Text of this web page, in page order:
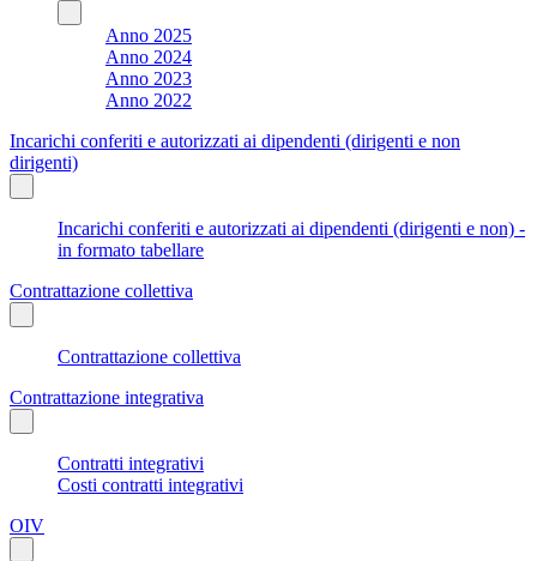
Anno 2025
Anno 2024
Anno 2023
Anno 2022
Incarichi conferiti e autorizzati ai dipendenti (dirigenti e non
dirigenti)
Incarichi conferiti e autorizzati ai dipendenti (dirigenti e non) -
in formato tabellare
Contrattazione collettiva
Contrattazione collettiva
Contrattazione integrativa
Contratti integrativi
Costi contratti integrativi
OIV